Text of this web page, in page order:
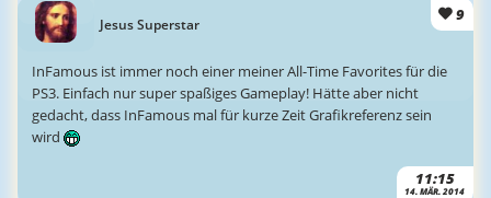
Jesus Superstar
9
11:15
14. MÄR. 2014
InFamous ist immer noch einer meiner All-Time Favorites für die
PS3. Einfach nur super spaßiges Gameplay! Hätte aber nicht
gedacht, dass InFamous mal für kurze Zeit Grafikreferenz sein
wird